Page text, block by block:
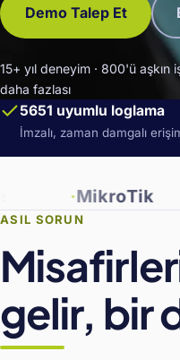
Demo Talep Et
15+ yıl deneyim · 800'ü
daha fazlası
5651 uyumlu loglama
İmzalı, zaman damgalı
ASIL SORUN
gelir, bir